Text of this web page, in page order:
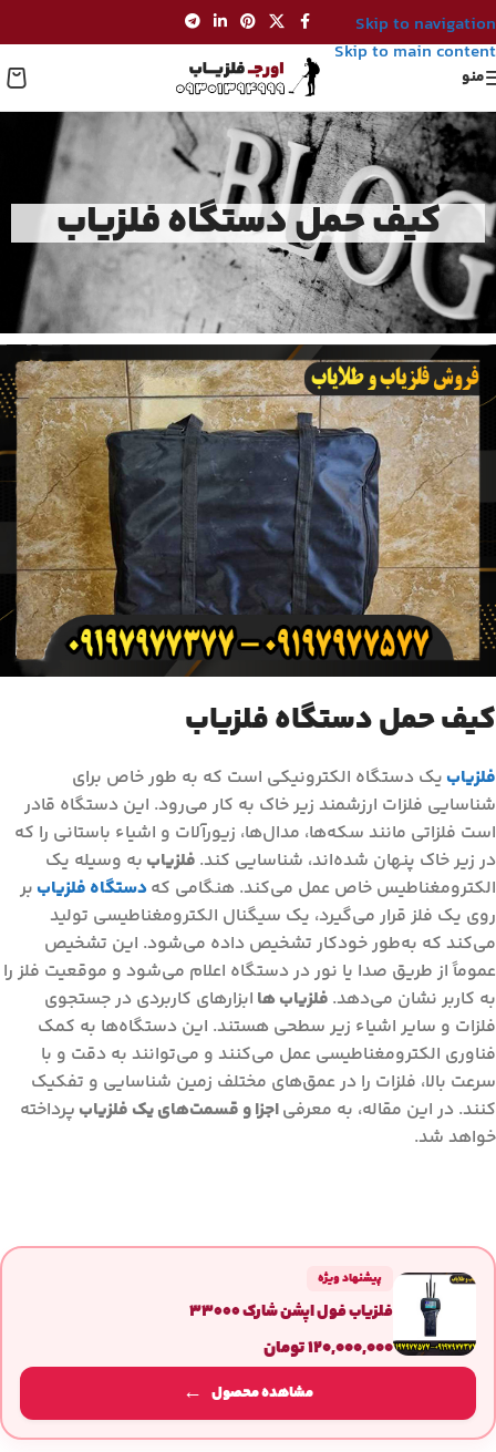
Skip to navigation
Skip to main content
منو
کیف حمل دستگاه فلزیاب
کیف حمل دستگاه فلزیاب
فلزیاب یک دستگاه الکترونیکی است که به طور خاص برای
شناسایی فلزات ارزشمند زیر خاک به کار می‌رود. این دستگاه قادر
است فلزاتی مانند سکه‌ها، مدال‌ها، زیورآلات و اشیاء باستانی را که
در زیر خاک پنهان شده‌اند، شناسایی کند. فلزیاب به وسیله یک
الکترومغناطیس خاص عمل می‌کند. هنگامی کهدستگاه فلزیاب بر
روی یک فلز قرار می‌گیرد، یک سیگنال الکترومغناطیسی تولید
می‌کند که به‌طور خودکار تشخیص داده می‌شود. این تشخیص
عموماً از طریق صدا یا نور در دستگاه اعلام می‌شود و موقعیت فلز را
به کاربر نشان می‌دهد. فلزیاب ها ابزارهای کاربردی در جستجوی
فلزات و سایر اشیاء زیر سطحی هستند. این دستگاه‌ها به کمک
فناوری الکترومغناطیسی عمل می‌کنند و می‌توانند به دقت و با
سرعت بالا، فلزات را در عمق‌های مختلف زمین شناسایی و تفکیک
کنند. در این مقاله، به معرفیاجزا و قسمت‌های یک فلزیاب پرداخته
خواهد شد.
پیشنهاد ویژه
فلزیاب فول اپشن شارک 33000
۱۲۰,۰۰۰,۰۰۰تومان
مشاهده محصول